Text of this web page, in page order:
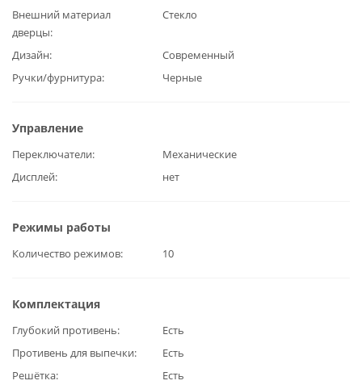
Внешний материал
дверцы
Стекло
Дизайн
Современный
Ручки/фурнитура
Черные
Управление
Переключатели
Механические
Дисплей
нет
Режимы работы
Количество режимов 10
Комплектация
Глубокий противень
Есть
Противень для выпечки
Есть
Решётка
Есть